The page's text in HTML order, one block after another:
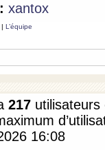
xantox
| L’équipe
217
16:08